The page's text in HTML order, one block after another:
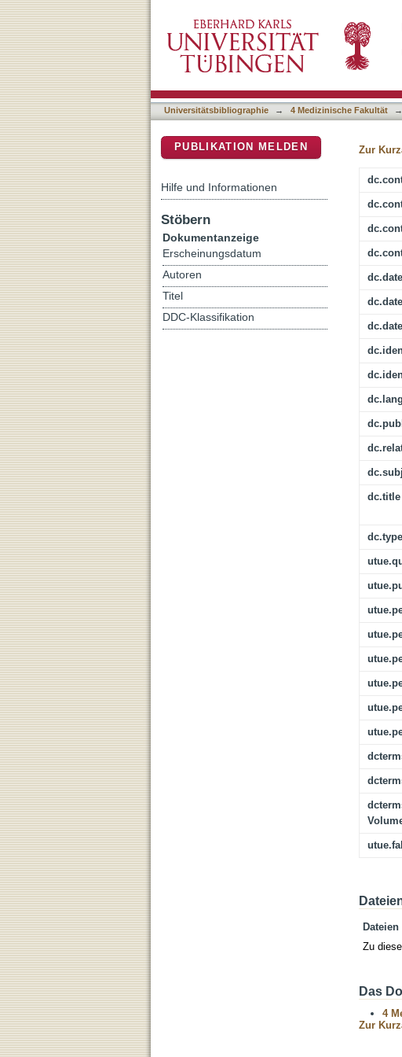
Fellowship Training:
Training
Universitätsbibliographie → 4 Medizinische Fakultät →
Zur
dc.title
dc.type
Dateien
Zu
Das
4
Zur
PUBLIKATION MELDEN
Hilfe und Informationen
Stöbern
Dokumentanzeige
Erscheinungsdatum
Autoren
Titel
DDC-Klassifikation